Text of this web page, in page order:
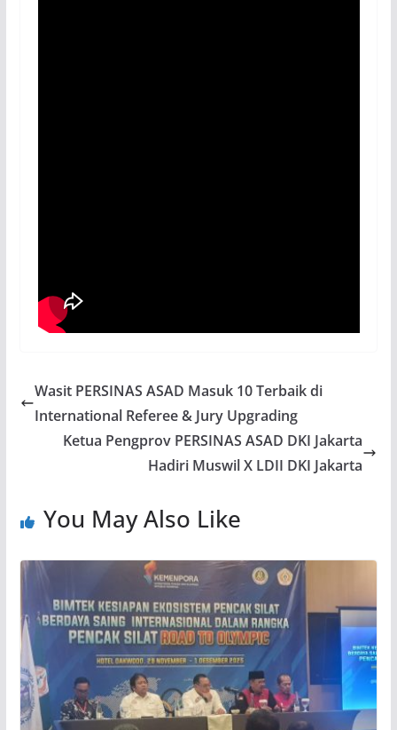
Wasit PERSINAS ASAD Masuk 10 Terbaik di
International Referee & Jury Upgrading
Ketua Pengprov PERSINAS ASAD DKI Jakarta
Hadiri Muswil X LDII DKI Jakarta
You May Also Like